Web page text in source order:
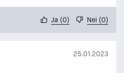
Ja (0) Nei (0)
25.01.2023